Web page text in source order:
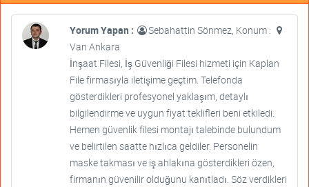
Yorum Yapan :
Sebahattin Sönmez, Konum :
Van Ankara
İnşaat Filesi, İş Güvenliği Filesi hizmeti için Kaplan
File firmasıyla iletişime geçtim. Telefonda
gösterdikleri profesyonel yaklaşım, detaylı
bilgilendirme ve uygun fiyat teklifleri beni etkiledi.
Hemen güvenlik filesi montajı talebinde bulundum
ve belirtilen saatte hızlıca geldiler. Personelin
maske takması ve iş ahlakına gösterdikleri özen,
firmanın güvenilir olduğunu kanıtladı. Söz verdikleri